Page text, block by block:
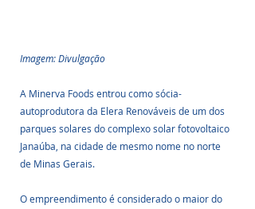
Imagem: Divulgação
A Minerva Foods entrou como sócia-
autoprodutora da Elera Renováveis de um dos
parques solares do complexo solar fotovoltaico
Janaúba, na cidade de mesmo nome no norte
de Minas Gerais.
O empreendimento é considerado o maior do